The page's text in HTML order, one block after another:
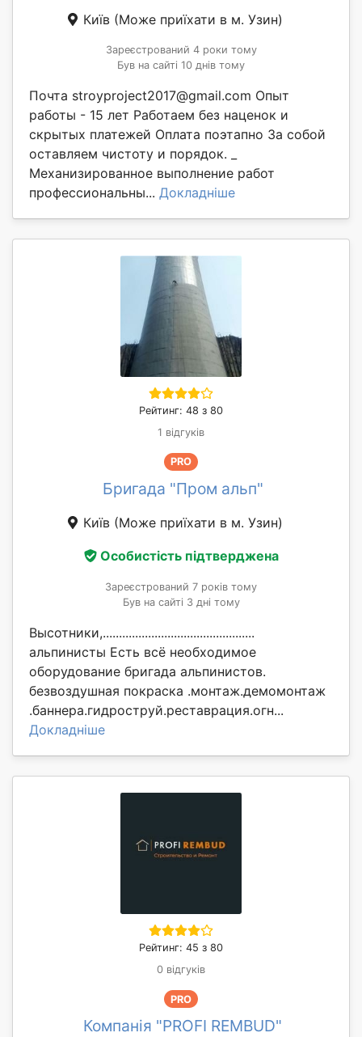
Київ (Може приїхати в м. Узин)
Зареєстрований 4 роки тому
Був на сайті 10 днів тому
Почта stroyproject2017@gmail.com Опыт
работы - 15 лет Работаем без наценок и
скрытых платежей Оплата поэтапно За собой
оставляем чистоту и порядок. _
Механизированное выполнение работ
профессиональны... Докладніше
Рейтинг: 48 з 80
1 відгуків
PRO
Бригада "Пром альп"
Київ (Може приїхати в м. Узин)
Особистість підтверджена
Зареєстрований 7 років тому
Був на сайті 3 дні тому
Высотники,...............................................
альпинисты Есть всё необходимое
оборудование бригада альпинистов.
безвоздушная покраска .монтаж.демомонтаж
.баннера.гидроструй.реставрация.огн...
Докладніше
Рейтинг: 45 з 80
0 відгуків
PRO
Компанія "PROFI REMBUD"